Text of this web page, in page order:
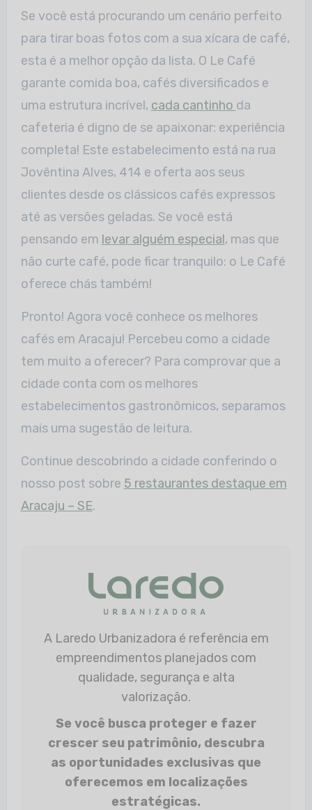
Se você está procurando um cenário perfeito
para tirar boas fotos com a sua xícara de café,
esta é a melhor opção da lista. O Le Café
garante comida boa, cafés diversificados e
uma estrutura incrível, cada cantinho da
cafeteria é digno de se apaixonar: experiência
completa! Este estabelecimento está na rua
Jovêntina Alves, 414 e oferta aos seus
clientes desde os clássicos cafés expressos
até as versões geladas. Se você está
pensando em levar alguém especial, mas que
não curte café, pode ficar tranquilo: o Le Café
oferece chás também!
Pronto! Agora você conhece os melhores
cafés em Aracaju! Percebeu como a cidade
tem muito a oferecer? Para comprovar que a
cidade conta com os melhores
estabelecimentos gastronômicos, separamos
mais uma sugestão de leitura.
Continue descobrindo a cidade conferindo o
nosso post sobre 5 restaurantes destaque em
Aracaju – SE.
A Laredo Urbanizadora é referência em
empreendimentos planejados com
qualidade, segurança e alta
valorização.
Se você busca proteger e fazer
crescer seu patrimônio, descubra
as oportunidades exclusivas que
oferecemos em localizações
estratégicas.